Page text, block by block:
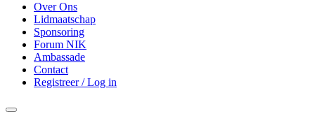
Over Ons
Lidmaatschap
Sponsoring
Forum NIK
Ambassade
Contact
Registreer / Log in